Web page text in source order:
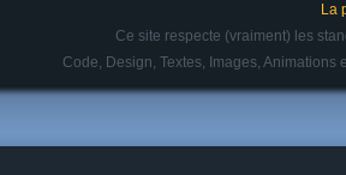
La
Ce site respecte (vraiment) les
Code, Design, Textes, Images,